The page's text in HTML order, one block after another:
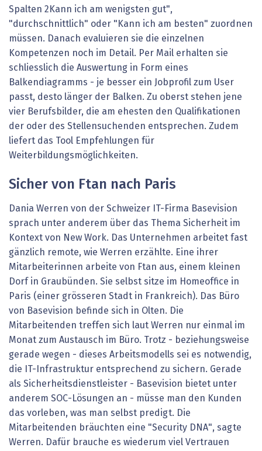
Spalten 2Kann ich am wenigsten gut",
"durchschnittlich" oder "Kann ich am besten" zuordnen
müssen. Danach evaluieren sie die einzelnen
Kompetenzen noch im Detail. Per Mail erhalten sie
schliesslich die Auswertung in Form eines
Balkendiagramms - je besser ein Jobprofil zum User
passt, desto länger der Balken. Zu oberst stehen jene
vier Berufsbilder, die am ehesten den Qualifikationen
der oder des Stellensuchenden entsprechen. Zudem
liefert das Tool Empfehlungen für
Weiterbildungsmöglichkeiten.
Sicher von Ftan nach Paris
Dania Werren von der Schweizer IT-Firma Basevision
sprach unter anderem über das Thema Sicherheit im
Kontext von New Work. Das Unternehmen arbeitet fast
gänzlich remote, wie Werren erzählte. Eine ihrer
Mitarbeiterinnen arbeite von Ftan aus, einem kleinen
Dorf in Graubünden. Sie selbst sitze im Homeoffice in
Paris (einer grösseren Stadt in Frankreich). Das Büro
von Basevision befinde sich in Olten. Die
Mitarbeitenden treffen sich laut Werren nur einmal im
Monat zum Austausch im Büro. Trotz - beziehungsweise
gerade wegen - dieses Arbeitsmodells sei es notwendig,
die IT-Infrastruktur entsprechend zu sichern. Gerade
als Sicherheitsdienstleister - Basevision bietet unter
anderem SOC-Lösungen an - müsse man den Kunden
das vorleben, was man selbst predigt. Die
Mitarbeitenden bräuchten eine "Security DNA", sagte
Werren. Dafür brauche es wiederum viel Vertrauen